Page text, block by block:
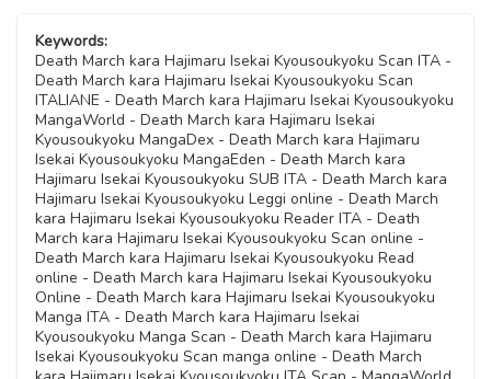
Capitolo 51
11 Novembre 2020
Capitolo 45
11 Novembre 2020
Capitolo 40
11 Novembre 2020
Capitolo 39
11 Novembre 2020
Capitolo 38
11 Novembre 2020
Capitolo 37
11 Novembre 2020
Capitolo 32
11 Novembre 2020
Capitolo 31
11 Novembre 2020
Capitolo 27
11 Novembre 2020
Capitolo 26
11 Novembre 2020
Capitolo 25
11 Novembre 2020
Capitolo 22
11 Novembre 2020
Capitolo 21
11 Novembre 2020
Capitolo 20
11 Novembre 2020
Capitolo 19
11 Novembre 2020
Capitolo 17
11 Novembre 2020
Capitolo 16
11 Novembre 2020
Capitolo 15
11 Novembre 2020
Capitolo 14
11 Novembre 2020
Capitolo 13
11 Novembre 2020
Capitolo 10
11 Novembre 2020
Capitolo 09
11 Novembre 2020
Capitolo 08
11 Novembre 2020
Capitolo 07
Capitolo 05
11 Novembre 2020
Capitolo 04
11 Novembre 2020
Capitolo 03.5
11 Novembre 2020
Capitolo 03
11 Novembre 2020
Keywords:
Death March kara Hajimaru Isekai Kyousoukyoku Scan ITA -
Death March kara Hajimaru Isekai Kyousoukyoku Scan
ITALIANE - Death March kara Hajimaru Isekai Kyousoukyoku
MangaWorld - Death March kara Hajimaru Isekai
Kyousoukyoku MangaDex - Death March kara Hajimaru
Isekai Kyousoukyoku MangaEden - Death March kara
Hajimaru Isekai Kyousoukyoku SUB ITA - Death March kara
Hajimaru Isekai Kyousoukyoku Leggi online - Death March
kara Hajimaru Isekai Kyousoukyoku Reader ITA - Death
March kara Hajimaru Isekai Kyousoukyoku Scan online -
Death March kara Hajimaru Isekai Kyousoukyoku Read
online - Death March kara Hajimaru Isekai Kyousoukyoku
Online - Death March kara Hajimaru Isekai Kyousoukyoku
Manga ITA - Death March kara Hajimaru Isekai
Kyousoukyoku Manga Scan - Death March kara Hajimaru
Isekai Kyousoukyoku Scan manga online - Death March